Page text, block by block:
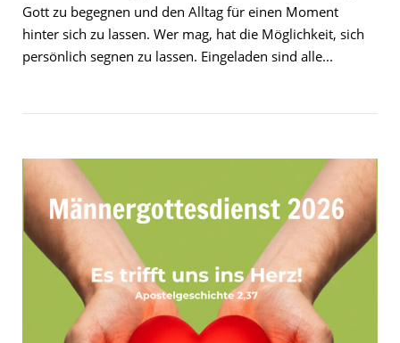
Gott zu begegnen und den Alltag für einen Moment
hinter sich zu lassen. Wer mag, hat die Möglichkeit, sich
persönlich segnen zu lassen. Eingeladen sind alle...
Open post